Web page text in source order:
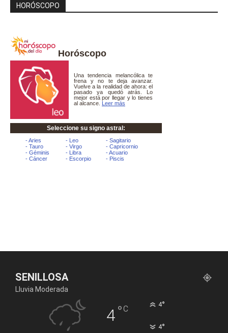
HORÓSCOPO
Horóscopo
SENILLOSA
Lluvia Moderada
4°C 4°
4°